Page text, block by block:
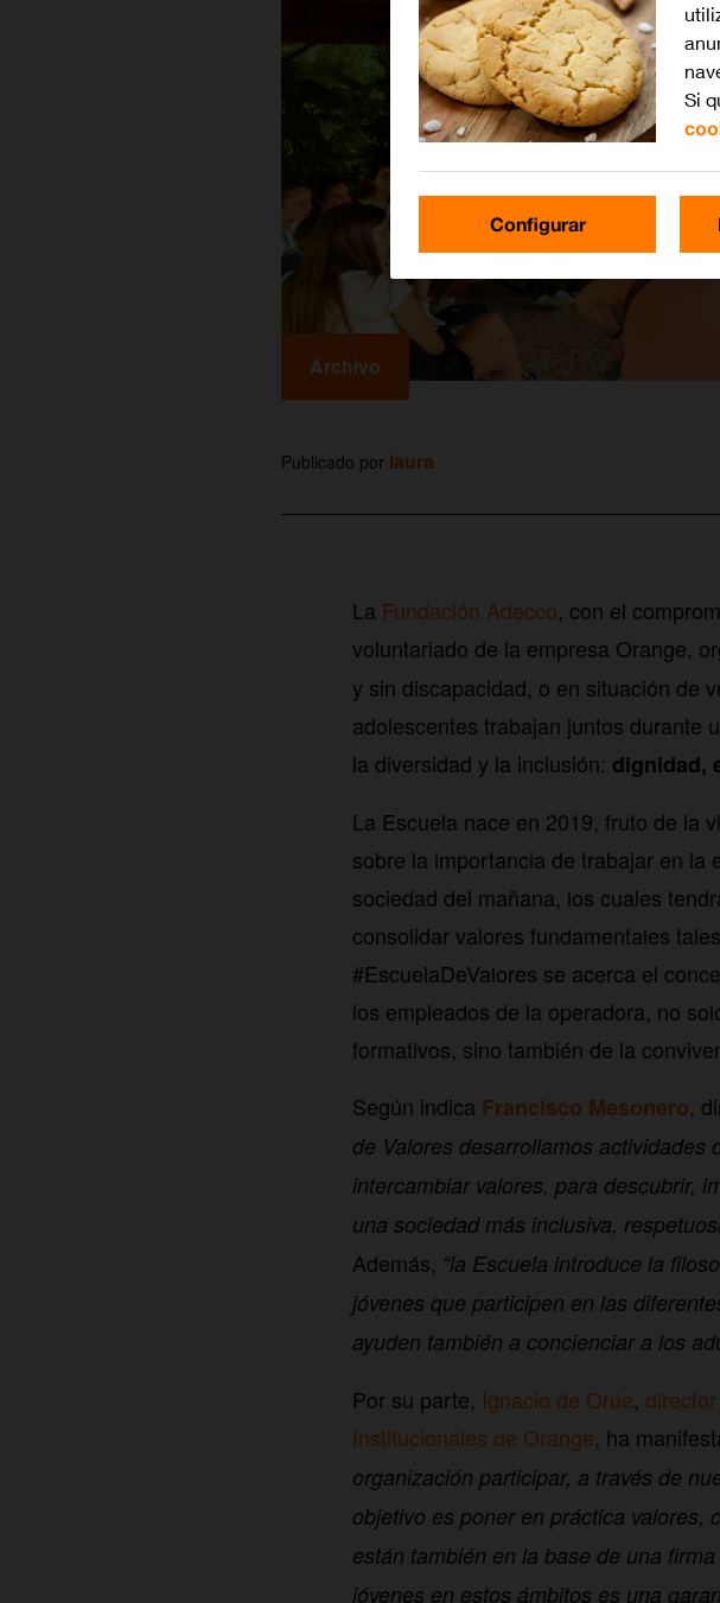
Archivo
Publicado por laura
La Fundación Adecco, con el
voluntariado de la empresa Orange,
y sin discapacidad, o en situación de
adolescentes trabajan juntos durante
la diversidad y la inclusión: dignidad,
La Escuela nace en 2019, fruto de la
sobre la importancia de trabajar en la
sociedad del mañana, los cuales
consolidar valores fundamentales
#EscuelaDeValores se acerca el
los empleados de la operadora, no
formativos, sino también de la
Según indica Francisco Mesonero,
de Valores desarrollamos actividades
intercambiar valores, para descubrir,
una sociedad más inclusiva,
Además, “la Escuela introduce la
jóvenes que participen en las
ayuden también a concienciar a los
Por su parte, Ignacio de Orúe,
Institucionales de Orange, ha
organización participar, a través de
objetivo es poner en práctica valores,
están también en la base de una
jóvenes en estos ámbitos es una
Si
Configurar